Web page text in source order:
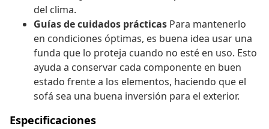
del clima.
Guías de cuidados prácticas Para mantenerlo
en condiciones óptimas, es buena idea usar una
funda que lo proteja cuando no esté en uso. Esto
ayuda a conservar cada componente en buen
estado frente a los elementos, haciendo que el
sofá sea una buena inversión para el exterior.
Especificaciones